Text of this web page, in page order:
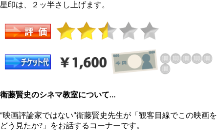
星印は、２ッ半さし上げます。
衛藤賢史のシネマ教室について…
“映画評論家ではない”衛藤賢史先生が「観客目線でこの映画を
どう見たか?」をお話するコーナーです。